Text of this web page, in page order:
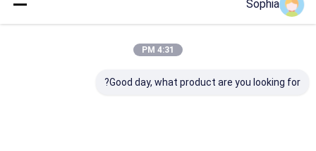
155 درجة مئوية صمغ أكريليك مضاد
Sophia
4:31 PM
Good day, what product are you looking for?